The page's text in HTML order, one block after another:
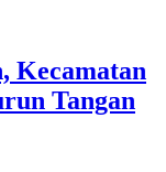
Kecamatan
Tangan